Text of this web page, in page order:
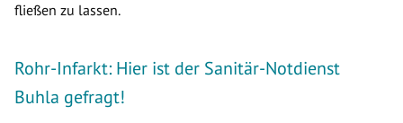
fließen zu lassen.
Rohr-Infarkt: Hier ist der Sanitär-Notdienst
Buhla gefragt!